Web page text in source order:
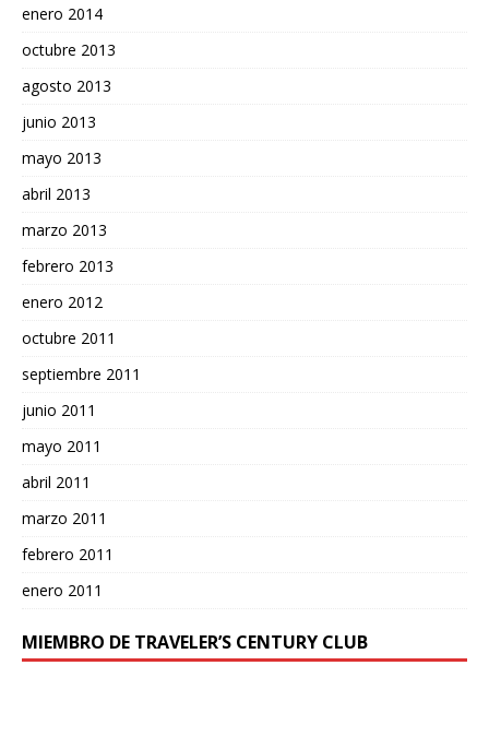
enero 2014
octubre 2013
agosto 2013
junio 2013
mayo 2013
abril 2013
marzo 2013
febrero 2013
enero 2012
octubre 2011
septiembre 2011
junio 2011
mayo 2011
abril 2011
marzo 2011
febrero 2011
enero 2011
MIEMBRO DE TRAVELER’S CENTURY CLUB